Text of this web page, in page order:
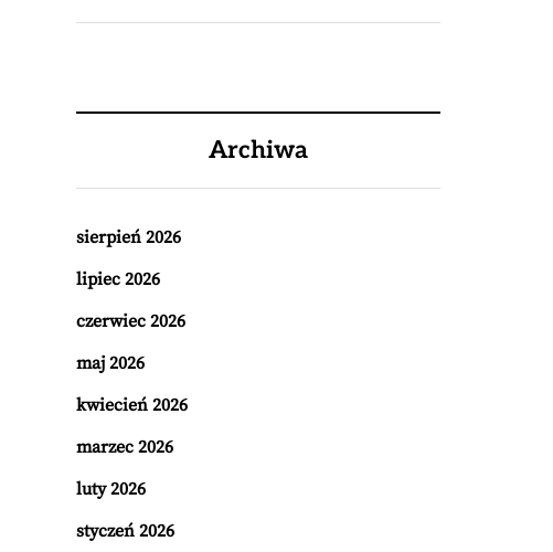
Archiwa
sierpień 2026
lipiec 2026
czerwiec 2026
maj 2026
kwiecień 2026
marzec 2026
luty 2026
styczeń 2026